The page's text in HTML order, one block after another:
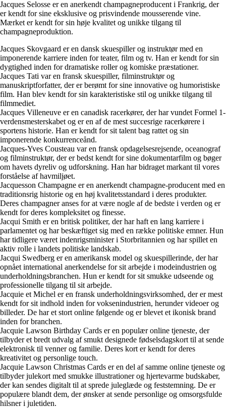
Jacques Selosse er en anerkendt champagneproducent i Frankrig, der
er kendt for sine eksklusive og prisvindende mousserende vine.
Mærket er kendt for sin høje kvalitet og unikke tilgang til
champagneproduktion.
Jacques Skovgaard er en dansk skuespiller og instruktør med en
imponerende karriere inden for teater, film og tv. Han er kendt for sin
dygtighed inden for dramatiske roller og komiske præstationer.
Jacques Tati var en fransk skuespiller, filminstruktør og
manuskriptforfatter, der er berømt for sine innovative og humoristiske
film. Han blev kendt for sin karakteristiske stil og unikke tilgang til
filmmediet.
Jacques Villeneuve er en canadisk racerkører, der har vundet Formel 1-
verdensmesterskabet og er en af de mest succesrige racerkørere i
sportens historie. Han er kendt for sit talent bag rattet og sin
imponerende konkurrenceånd.
Jacques-Yves Cousteau var en fransk opdagelsesrejsende, oceanograf
og filminstruktør, der er bedst kendt for sine dokumentarfilm og bøger
om havets dyreliv og udforskning. Han har bidraget markant til vores
forståelse af havmiljøet.
Jacquesson Champagne er en anerkendt champagne-producent med en
traditionsrig historie og en høj kvalitetsstandard i deres produkter.
Deres champagner anses for at være nogle af de bedste i verden og er
kendt for deres kompleksitet og finesse.
Jacqui Smith er en britisk politiker, der har haft en lang karriere i
parlamentet og har beskæftiget sig med en række politiske emner. Hun
har tidligere været indenrigsminister i Storbritannien og har spillet en
aktiv rolle i landets politiske landskab.
Jacqui Swedberg er en amerikansk model og skuespillerinde, der har
opnået international anerkendelse for sit arbejde i modeindustrien og
underholdningsbranchen. Hun er kendt for sit smukke udseende og
professionelle tilgang til sit arbejde.
Jacquie et Michel er en fransk underholdningsvirksomhed, der er mest
kendt for sit indhold inden for voksenindustrien, herunder videoer og
billeder. De har et stort online følgende og er blevet et ikonisk brand
inden for branchen.
Jacquie Lawson Birthday Cards er en populær online tjeneste, der
tilbyder et bredt udvalg af smukt designede fødselsdagskort til at sende
elektronisk til venner og familie. Deres kort er kendt for deres
kreativitet og personlige touch.
Jacquie Lawson Christmas Cards er en del af samme online tjeneste og
tilbyder julekort med smukke illustrationer og hjertevarme budskaber,
der kan sendes digitalt til at sprede juleglæde og feststemning. De er
populære blandt dem, der ønsker at sende personlige og omsorgsfulde
hilsner i juletiden.